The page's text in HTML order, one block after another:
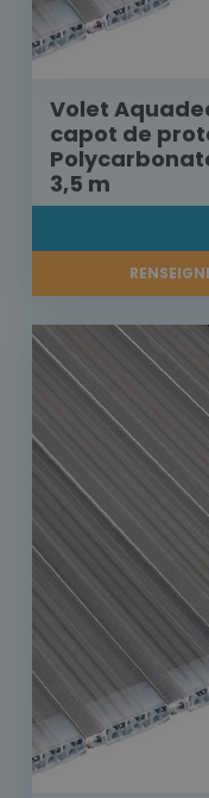
Volet
capot de
3,5 m